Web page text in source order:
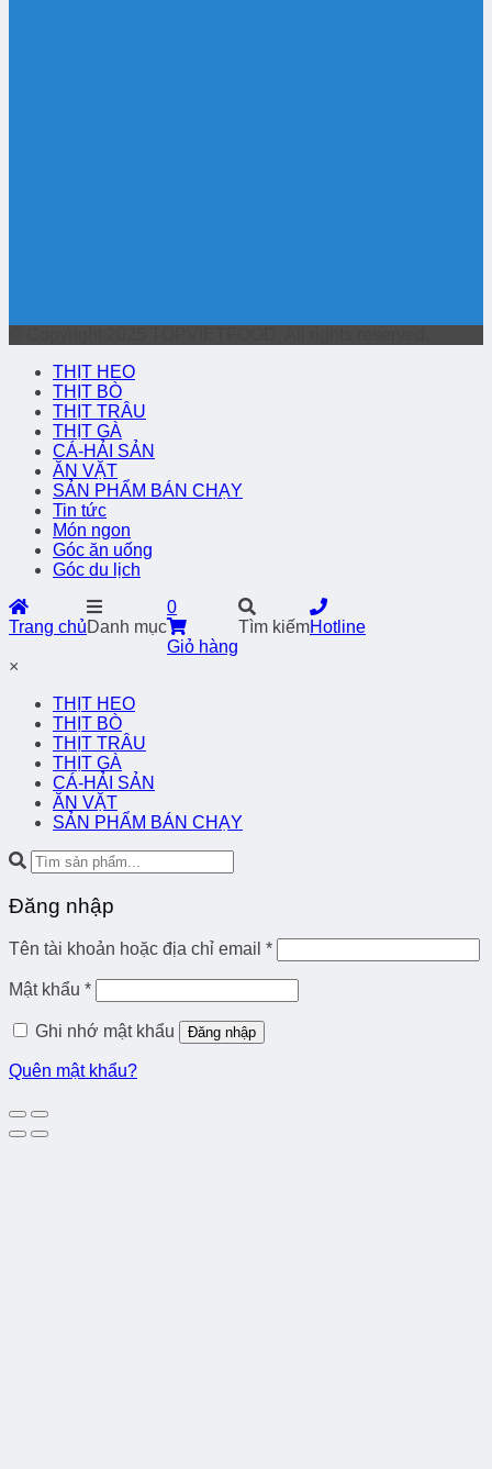
THỊT HEO
THỊT BÒ
THỊT TRÂU
THỊT GÀ
CÁ-HẢI SẢN
ĂN VẶT
SẢN PHẨM BÁN CHẠY
Tin tức
Món ngon
Góc ăn uống
Góc du lịch
Trang chủDanh mục
0
Giỏ hàng
Tìm kiếmHotline
×
THỊT HEO
THỊT BÒ
THỊT TRÂU
THỊT GÀ
CÁ-HẢI SẢN
ĂN VẶT
SẢN PHẨM BÁN CHẠY
Đăng nhập
Tên tài khoản hoặc địa chỉ email *
Mật khẩu *
Ghi nhớ mật khẩu Đăng nhập
Quên mật khẩu?